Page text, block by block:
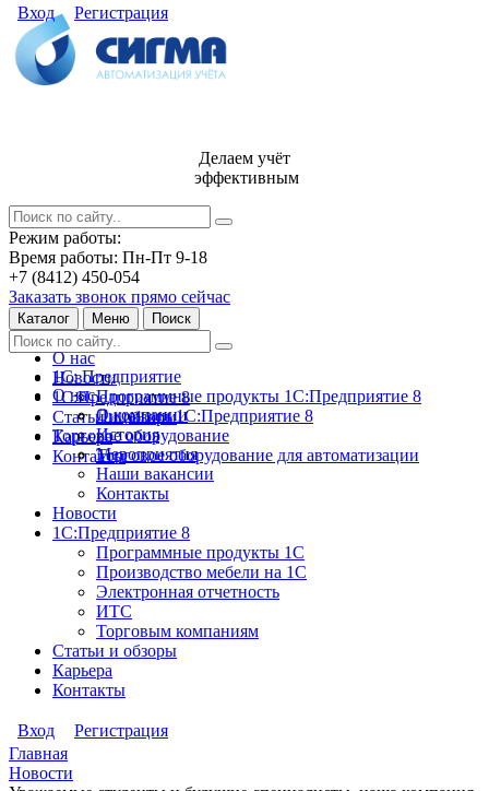
Вход Регистрация
Делаем учёт
эффективным
Режим работы:
Время работы: Пн-Пт 9-18
+7 (8412) 450-054
Заказать звонок прямо сейчас
Каталог Меню Поиск
О нас
Новости
1С:Предприятие 8
Статьи и обзоры
Карьера
Контакты
1С: Предприятие
Программные продукты 1С:Предприятие 8
Лицензии 1С:Предприятие 8
Торговое оборудование
Торговое оборудование для автоматизации
О нас
О компании
История
Мероприятия
Наши вакансии
Контакты
Новости
1С:Предприятие 8
Программные продукты 1С
Производство мебели на 1С
Электронная отчетность
ИТС
Торговым компаниям
Статьи и обзоры
Карьера
Контакты
Вход
Регистрация
Главная
Новости